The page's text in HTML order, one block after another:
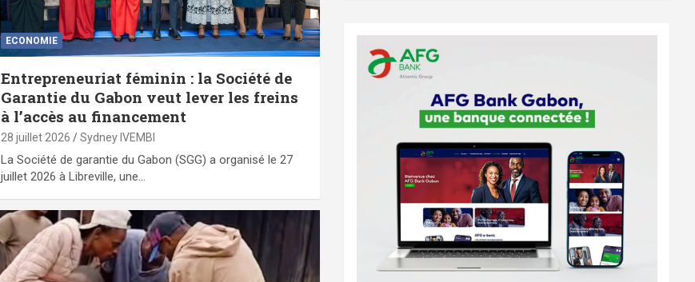
ECONOMIE
Entrepreneuriat féminin : la Société de
Garantie du Gabon veut lever les freins
à l’accès au financement
28 juillet 2026 Sydney IVEMBI
La Société de garantie du Gabon (SGG) a organisé le 27
juillet 2026 à Libreville, une…